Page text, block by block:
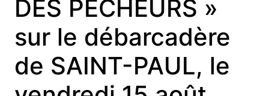
DES PECHEURS »
sur le débarcadère
de SAINT-PAUL, le